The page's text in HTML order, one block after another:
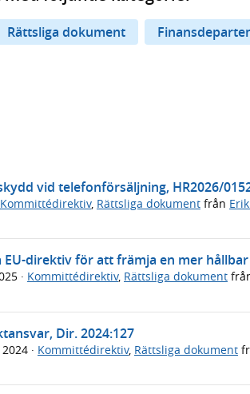
Rättsliga dokument
vid telefonförsäljning, HR2026/
Kommittédirektiv, Rättsliga dokument från
direktiv för att främja en mer
· Kommittédirektiv, Rättsliga dokument
Dir. 2024:127
· Kommittédirektiv, Rättsliga dokument